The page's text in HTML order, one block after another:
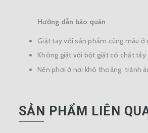
Hướng dẫn bảo quản
Giặt tay với sản phẩm cùng màu
Không giặt với bột giặt có chất tẩy
Nên phơi ở nơi khô thoáng, tránh
SẢN PHẨM LIÊN